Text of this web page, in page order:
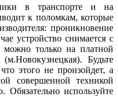
в транспорте и на
к поломкам, которые
проникновение
устройство снимается с
можно только на платной
(м.Новокузнецкая). Будьте
этого не произойдет, а
совершенной техникой
Обязательно используйте